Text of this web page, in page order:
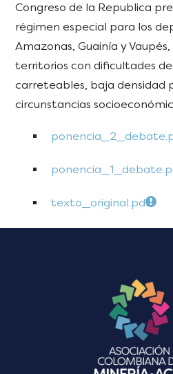
Congreso de la Republica
régimen especial para los
Amazonas, Guainía y
territorios con dificultades
carreteables, baja densidad
circunstancias
texto_original.pdf